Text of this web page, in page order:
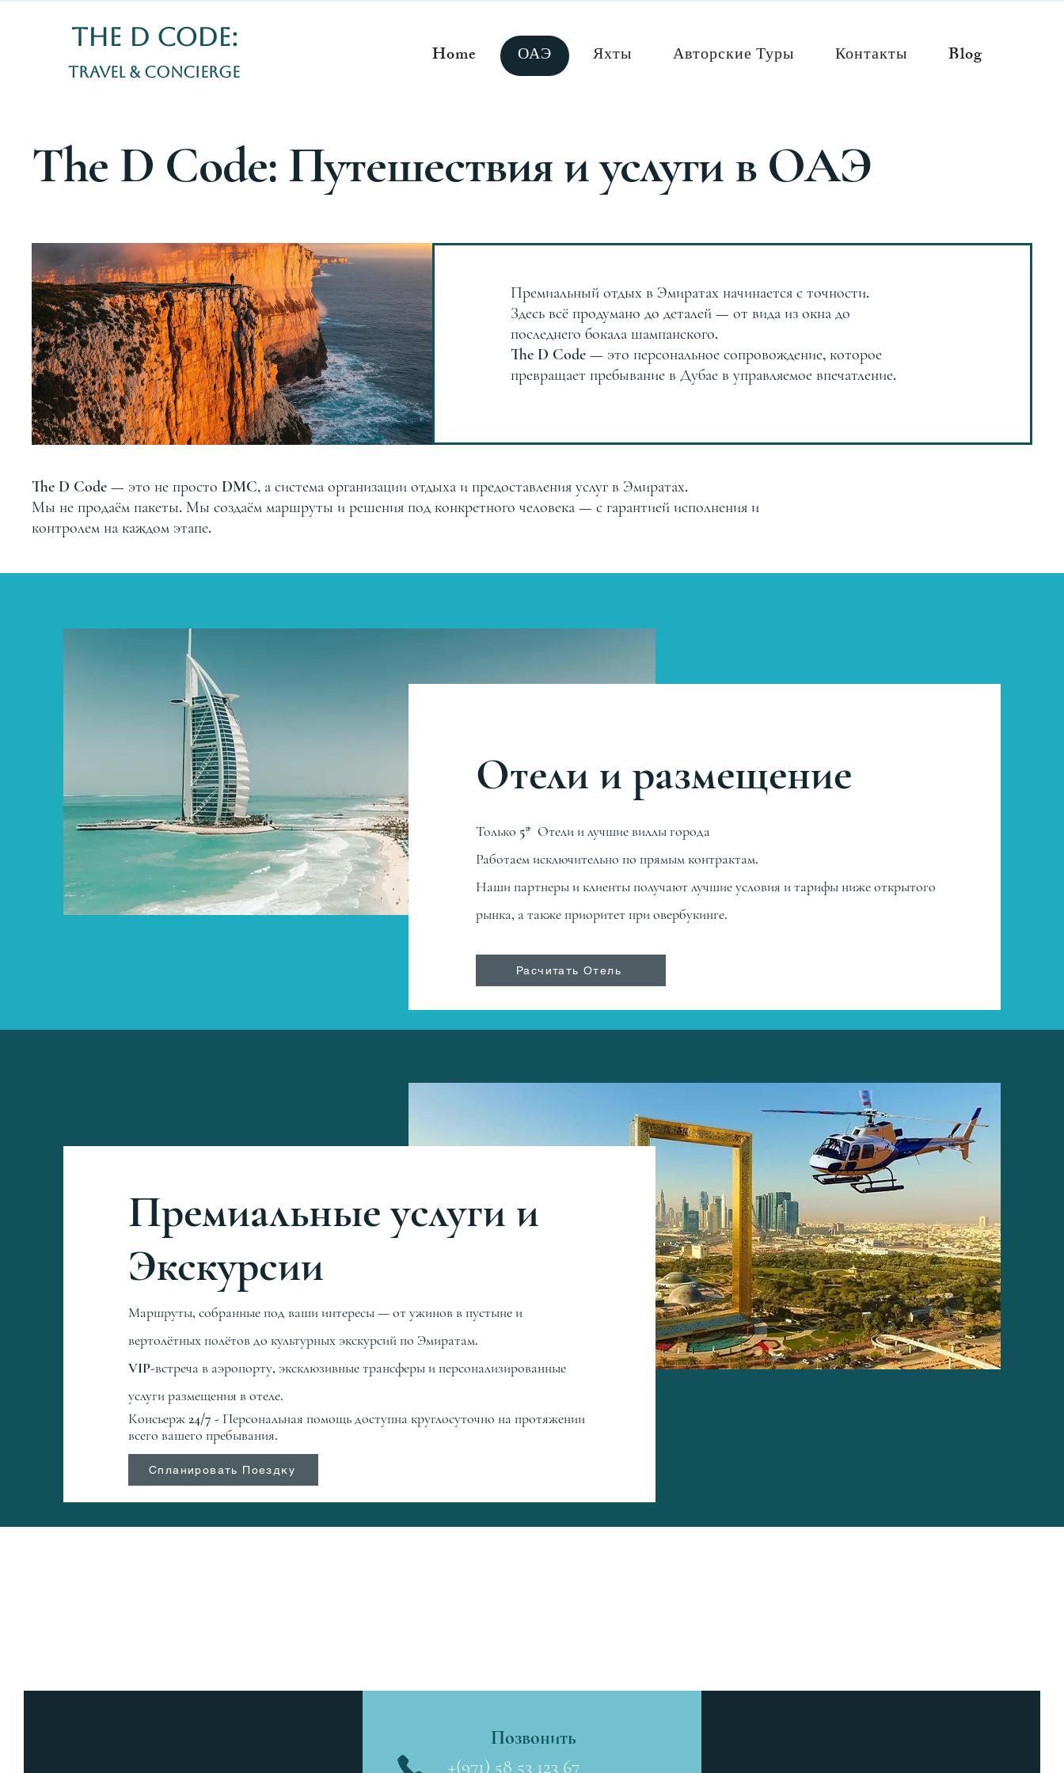
The D CODE: Travel & Concierge
The D CODE:
Travel & Concierge
Home ОАЭ Яхты Авторские Туры Контакты Blog
The D Code: Путешествия и услуги в ОАЭ
Elevate Your Horizon
Премиальный отдых в Эмиратах начинается с точности.
Здесь всё продумано до деталей — от вида из окна до
последнего бокала шампанского.
The D Code — это персональное сопровождение, которое
превращает пребывание в Дубае в управляемое впечатление.
The D Code — это не просто DMC, а система организации отдыха и предоставления услуг в Эмиратах.
Мы не продаём пакеты. Мы создаём маршруты и решения под конкретного человека — с гарантией исполнения и
контролем на каждом этапе.
​Отели и размещение
Только 5* Отели и лучшие виллы города
Работаем исключительно по прямым контрактам.
Наши партнеры и клиенты получают лучшие условия и тарифы ниже открытого
рынка, а также приоритет при овербукинге.
Расчитать Отель
Премиальные услуги и
Экскурсии
Маршруты, собранные под ваши интересы — от ужинов в пустыне и
вертолётных полётов до культурных экскурсий по Эмиратам.
VIP-встреча в аэропорту, эксклюзивные трансферы и персонализированные
услуги размещения в отеле.
Консьерж 24/7 - Персональная помощь доступна круглосуточно на протяжении
всего вашего пребывания.
Спланировать Поездку
Позвонить
+(971) 58 53 123 67